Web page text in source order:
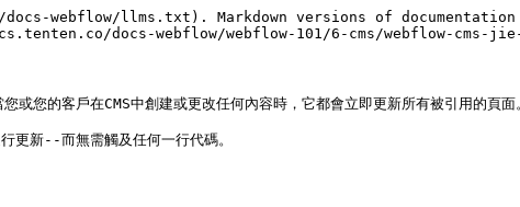
webflow/llms.txt). Markdown versions of
docs-webflow/webflow-101/6-cms/webflow-cms-
您的客戶在CMS中創建或更改任何內容時，它都會立即更新所有被引用的頁面
更新--而無需觸及任何一行代碼。